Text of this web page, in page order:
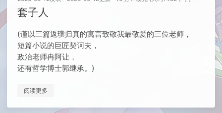
套子人
(谨以三篇返璞归真的寓言致敬我最敬爱的三位老师，
短篇小说的巨匠契诃夫，
政治老师冉阿让，
还有哲学博士郭继承。)
阅读更多